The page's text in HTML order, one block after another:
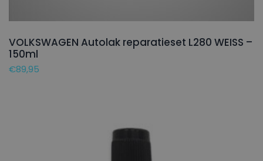
VOLKSWAGEN Autolak reparatieset L280 WEISS –
150ml
€89,95